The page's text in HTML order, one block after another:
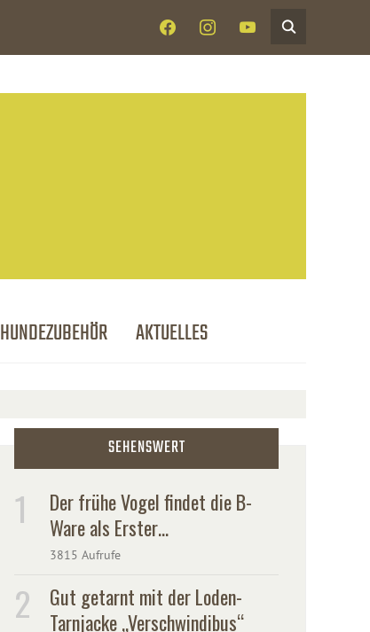
FACEBOOK INSTAGRAMYOUTUBE
HUNDEZUBEHÖR AKTUELLES
SEHENSWERT
Der frühe Vogel findet die B-
Ware als Erster…
3815 Aufrufe
Gut getarnt mit der Loden-
Tarnjacke „Verschwindibus“